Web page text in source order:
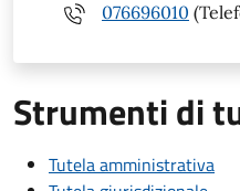
076696010
Strumenti di
Tutela amministrativa